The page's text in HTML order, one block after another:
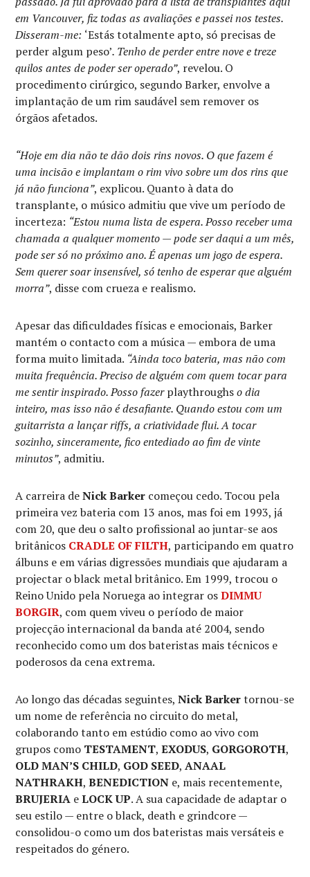
em Vancouver, fiz todas as avaliações e passei nos testes.
Disseram-me: ‘Estás totalmente apto, só precisas de
perder algum peso’. Tenho de perder entre nove e treze
quilos antes de poder ser operado”, revelou. O
procedimento cirúrgico, segundo Barker, envolve a
implantação de um rim saudável sem remover os
órgãos afetados.
“Hoje em dia não te dão dois rins novos. O que fazem é
uma incisão e implantam o rim vivo sobre um dos rins que
já não funciona”, explicou. Quanto à data do
transplante, o músico admitiu que vive um período de
incerteza: “Estou numa lista de espera. Posso receber uma
chamada a qualquer momento — pode ser daqui a um mês,
pode ser só no próximo ano. É apenas um jogo de espera.
Sem querer soar insensível, só tenho de esperar que alguém
morra”, disse com crueza e realismo.
Apesar das dificuldades físicas e emocionais, Barker
mantém o contacto com a música — embora de uma
forma muito limitada. “Ainda toco bateria, mas não com
muita frequência. Preciso de alguém com quem tocar para
me sentir inspirado. Posso fazerplaythroughso dia
inteiro, mas isso não é desafiante. Quando estou com um
guitarrista a lançar riffs, a criatividade flui. A tocar
sozinho, sinceramente, fico entediado ao fim de vinte
minutos”, admitiu.
A carreira deNick Barker começou cedo. Tocou pela
primeira vez bateria com 13 anos, mas foi em 1993, já
com 20, que deu o salto profissional ao juntar-se aos
britânicos CRADLE OF FILTH, participando em quatro
álbuns e em várias digressões mundiais que ajudaram a
projectar o black metal britânico. Em 1999, trocou o
Reino Unido pela Noruega ao integrar osDIMMU
BORGIR, com quem viveu o período de maior
projecção internacional da banda até 2004, sendo
reconhecido como um dos bateristas mais técnicos e
poderosos da cena extrema.
Ao longo das décadas seguintes,Nick Barkertornou-se
um nome de referência no circuito do metal,
colaborando tanto em estúdio como ao vivo com
grupos como TESTAMENT,EXODUS, GORGOROTH,
OLD MAN’S CHILD, GOD SEED,ANAAL
NATHRAKH,BENEDICTION e, mais recentemente,
BRUJERIA eLOCK UP. A sua capacidade de adaptar o
seu estilo — entre o black, death e grindcore —
consolidou-o como um dos bateristas mais versáteis e
respeitados do género.